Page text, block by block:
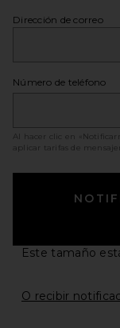
Dirección de correo
Número de teléfono
Al hacer clic en
aplicar tarifas de
Este tamaño
O recibir